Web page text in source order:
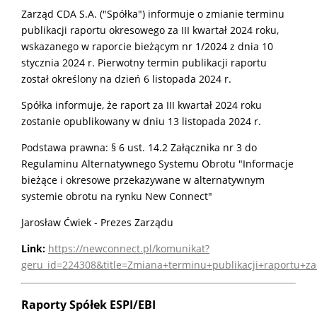
Zarząd CDA S.A. ("Spółka") informuje o zmianie terminu
publikacji raportu okresowego za III kwartał 2024 roku,
wskazanego w raporcie bieżącym nr 1/2024 z dnia 10
stycznia 2024 r. Pierwotny termin publikacji raportu
został określony na dzień 6 listopada 2024 r.
Spółka informuje, że raport za III kwartał 2024 roku
zostanie opublikowany w dniu 13 listopada 2024 r.
Podstawa prawna: § 6 ust. 14.2 Załącznika nr 3 do
Regulaminu Alternatywnego Systemu Obrotu "Informacje
bieżące i okresowe przekazywane w alternatywnym
systemie obrotu na rynku New Connect"
Jarosław Ćwiek - Prezes Zarządu
Link: https://newconnect.pl/komunikat?
Raporty Spółek ESPI/EBI